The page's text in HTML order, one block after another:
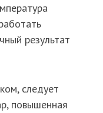
результат
следует
повышенная